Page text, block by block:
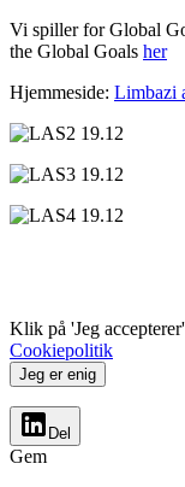
Vi spiller for Global
the Global Goals her
Hjemmeside: Limbazi
Klik på 'Jeg
Cookiepolitik
Jeg er enig
Del
Gem